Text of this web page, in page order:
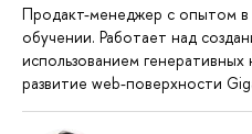
Продакт-менеджер с опытом
обучении. Работает над
использованием
развитие web-поверхности